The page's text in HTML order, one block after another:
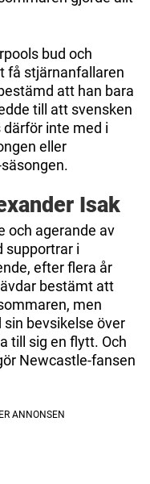
bud och
få stjärnanfallaren
att han bara
till att svensken
inte med i
eller
Isak
och agerande av
supportrar i
efter flera år
bestämt att
men
bevsikelse över
till sig en flytt. Och
Newcastle-fansen